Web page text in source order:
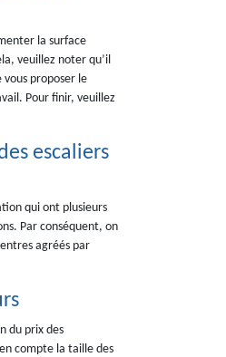
la surface
veuillez noter qu’il
vous proposer le
Pour finir, veuillez
escaliers
qui ont plusieurs
Par conséquent, on
agréés par
du prix des
compte la taille des